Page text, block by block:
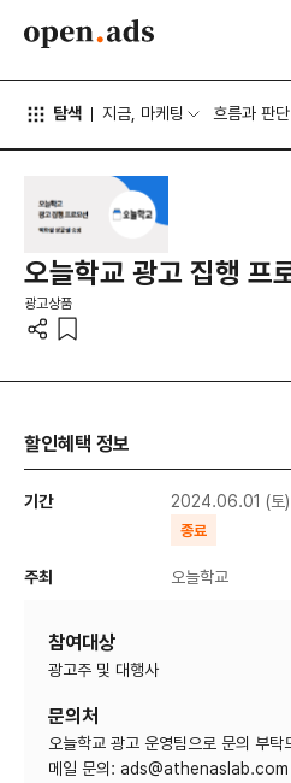
탐색 지금, 마케팅 흐름과 판단
오늘학교 광고 집행 프
광고상품
할인혜택 정보
기간 2024.06.01 (토
종료
주최 오늘학교
참여대상
광고주 및 대행사
문의처
오늘학교 광고 운영팀으로 문의 부탁
메일 문의: